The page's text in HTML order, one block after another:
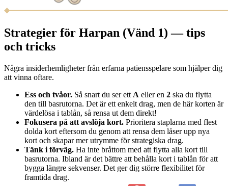
Strategier för Harpan (Vänd 1) — tips
och tricks
Några insiderhemligheter från erfarna patiensspelare som hjälper dig
att vinna oftare.
Ess och tvåor. Så snart du ser ett A eller en 2 ska du flytta
den till basrutorna. Det är ett enkelt drag, men de här korten är
värdelösa i tablån, så rensa ut dem direkt!
Fokusera på att avslöja kort. Prioritera staplarna med flest
dolda kort eftersom du genom att rensa dem låser upp nya
kort och skapar mer utrymme för strategiska drag.
Tänk i förväg. Ha inte bråttom med att flytta alla kort till
basrutorna. Ibland är det bättre att behålla kort i tablån för att
bygga längre sekvenser. Det ger dig större flexibilitet för
framtida drag.